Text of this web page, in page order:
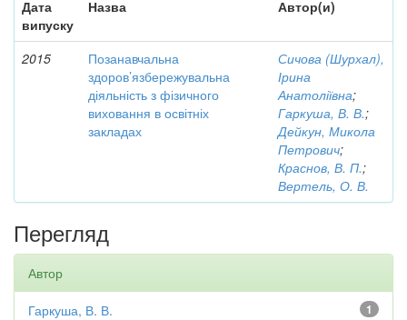
Дата
випуску
Назва Автор(и)
2015
Позанавчальна
здоров’язбережувальна
діяльність з фізичного
виховання в освітніх
закладах
Сичова (Шурхал),
Ірина
Анатоліївна;
Гаркуша, В. В.;
Дейкун, Микола
Петрович;
Краснов, В. П.;
Вертель, О. В.
Перегляд
Автор
1
Гаркуша, В. В.